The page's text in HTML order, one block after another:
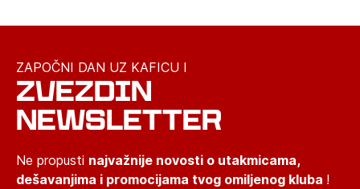
ZAPOČNI DAN UZ KAFICU I
ZVEZDIN
NEWSLETTER
Ne propusti najvažnije novosti o utakmicama,
dešavanjima i promocijama tvog omiljenog kluba !